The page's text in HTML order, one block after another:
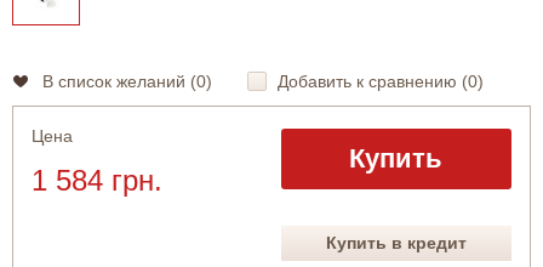
В список желаний (0) Добавить к сравнению (0)
Цена
1 584 грн.
Купить
Купить в кредит